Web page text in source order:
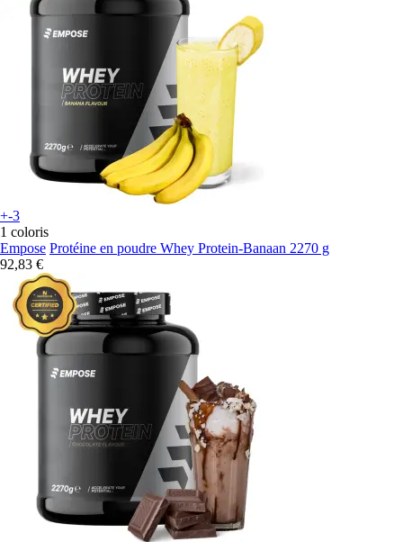
+-3
1 coloris
Empose Protéine en poudre Whey Protein-Banaan 2270 g
92,83 €